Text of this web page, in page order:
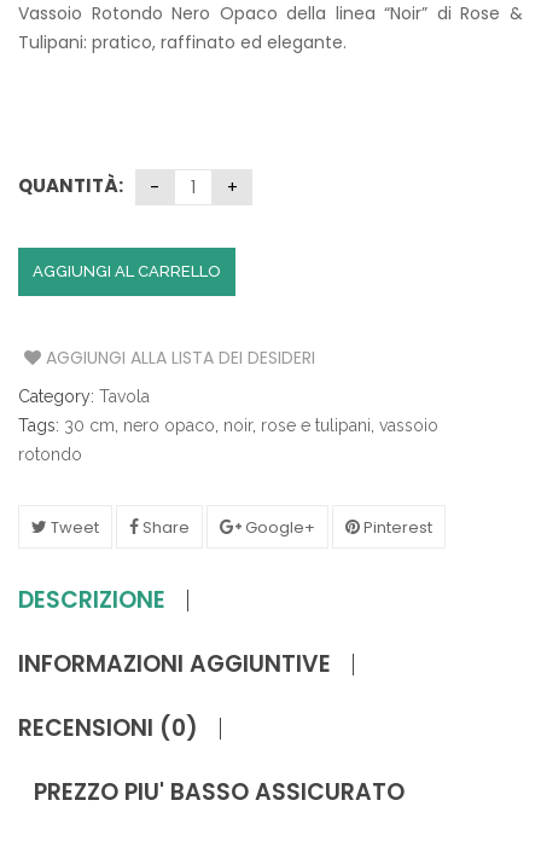
Vassoio Rotondo Nero Opaco della linea “Noir” di Rose &
Tulipani: pratico, raffinato ed elegante.
QUANTITÀ:
AGGIUNGI AL CARRELLO
AGGIUNGI ALLA LISTA DEI DESIDERI
Category: Tavola
Tags: 30 cm nero opaco noir, rose e tulipani vassoio
rotondo
Tweet Share Google+ Pinterest
DESCRIZIONE
INFORMAZIONI AGGIUNTIVE
RECENSIONI (0)
PREZZO PIU' BASSO ASSICURATO